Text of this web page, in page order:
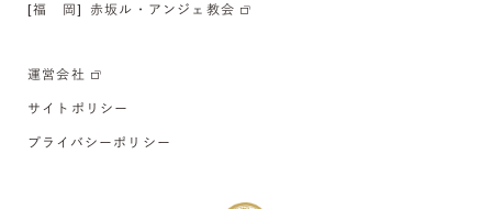
[福 岡] 赤坂ル・アンジェ教会
運営会社
サイトポリシー
プライバシーポリシー